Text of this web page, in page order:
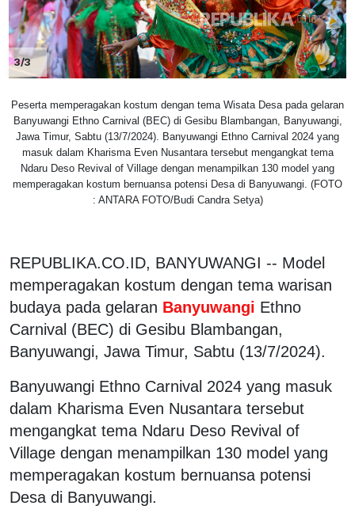
3/3
Peserta memperagakan kostum dengan tema Wisata Desa pada gelaran
Banyuwangi Ethno Carnival (BEC) di Gesibu Blambangan, Banyuwangi,
Jawa Timur, Sabtu (13/7/2024). Banyuwangi Ethno Carnival 2024 yang
masuk dalam Kharisma Even Nusantara tersebut mengangkat tema
Ndaru Deso Revival of Village dengan menampilkan 130 model yang
memperagakan kostum bernuansa potensi Desa di Banyuwangi. (FOTO
: ANTARA FOTO/Budi Candra Setya)
REPUBLIKA.CO.ID, BANYUWANGI -- Model
memperagakan kostum dengan tema warisan
budaya pada gelaran Banyuwangi Ethno
Carnival (BEC) di Gesibu Blambangan,
Banyuwangi, Jawa Timur, Sabtu (13/7/2024).
Banyuwangi Ethno Carnival 2024 yang masuk
dalam Kharisma Even Nusantara tersebut
mengangkat tema Ndaru Deso Revival of
Village dengan menampilkan 130 model yang
memperagakan kostum bernuansa potensi
Desa di Banyuwangi.